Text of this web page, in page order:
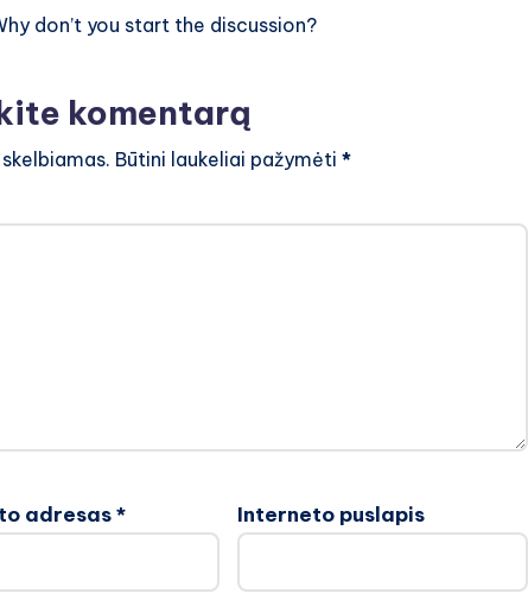
don’t you start the discussion?
komentarą
Būtini laukeliai pažymėti *
adresas* Interneto puslapis